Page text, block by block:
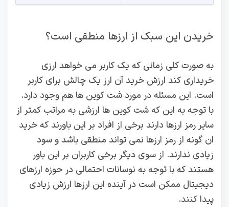
خریدن این سبک از ارزها منطقی است؟
به صورت کلی زمانی که یک کاربر می خواهد ارزی
خریداری کند ارزش خرید آن ارز یک چالش برای کاربر
است. این مسئله در مورد شت کوین ها هم وجود دارد.
با توجه به این که شت کوین ها ارزشی به مراتب کمتر از
سایر رمز ارزها دارند برخی از افراد بر این باورند که خرید
ان گونه از رمز ارزها نمی تواند منطقی باشد و سود
زیادی ندارند. از سوی دیگر برخی کاربران بر این باور
هستند که با توجه به نوسانات احتمالی در حوزه ارزهای
دیجیتال ممکن است در آینده این ارزها ارزش زیادی
پیدا کنند.